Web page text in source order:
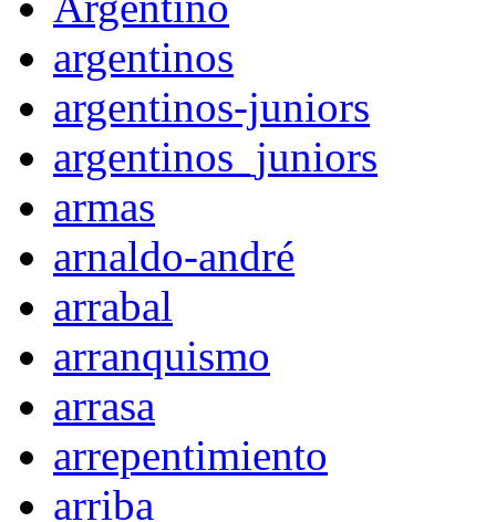
argentinos
argentinos-juniors
argentinos_juniors
armas
arnaldo-andré
arrabal
arranquismo
arrasa
arrepentimiento
arriba